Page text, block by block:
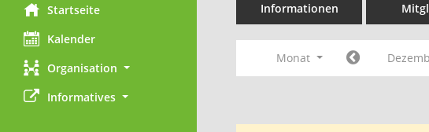
Startseite
Kalender
Organisation
Informatives
Informationen
Monat